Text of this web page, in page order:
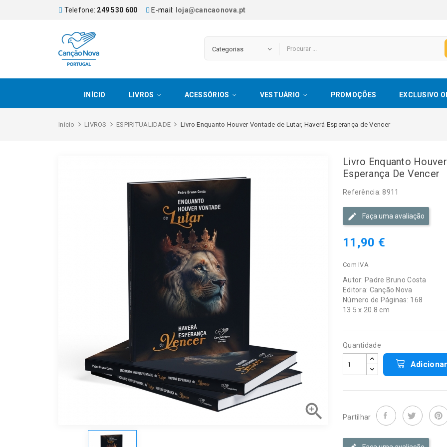
Telefone: 249 530 600 E-mail: loja@cancaonova.pt
INÍCIO LIVROS ACESSÓRIOS VESTUÁRIO PROMOÇÕES EXCLUSIVO
Início LIVROS ESPIRITUALIDADE Livro Enquanto Houver Vontade de Lutar, Haverá Esperança de Vencer

Livro Enquanto
Esperança De Vencer
Referência: 8911
Faça uma avaliação
11,90 €
Com IVA
Autor: Padre Bruno Costa
Editora: Canção Nova
Número de Páginas: 168
13.5 x 20.8 cm
Quantidade
Partilhar